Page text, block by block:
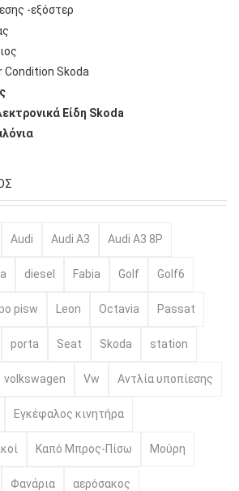
-εξόστερ
Condition Skoda
Είδη Skoda
Audi Audi A3 Audi A3 8P
diesel Fabia Golf Golf6
pisw Leon Octavia Passat
porta Seat Skoda station
volkswagen Vw Αντλία υποπίεσης
Εγκέφαλος κινητήρα
Καπό Μπρος-Πίσω Μούρη
Φανάρια αερόσακος